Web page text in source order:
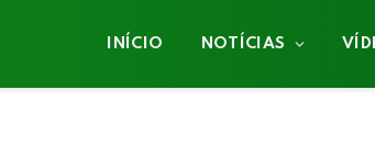
INÍCIO NOTÍCIAS